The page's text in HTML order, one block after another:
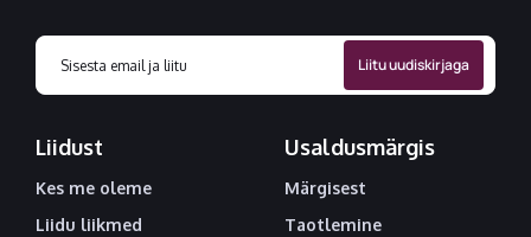
Liidust
Kes me oleme
Liidu liikmed
Usaldusmärgis
Märgisest
Taotlemine